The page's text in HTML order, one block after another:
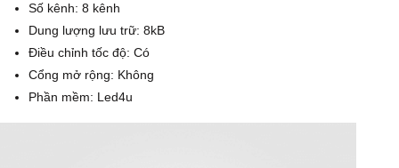
Số kênh: 8 kênh
Dung lượng lưu trữ: 8kB
Điều chỉnh tốc độ: Có
Cổng mở rộng: Không
Phần mềm: Led4u